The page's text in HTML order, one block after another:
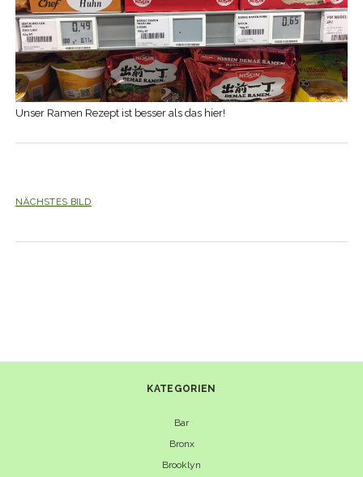
Unser Ramen Rezept ist besser als das hier!
NÄCHSTES BILD
KATEGORIEN
Bar
Bronx
Brooklyn